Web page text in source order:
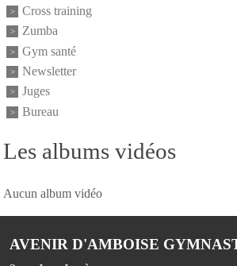
Les albums vidéos
Aucun album vidéo
Cross training
Zumba
Gym santé
Newsletter
Juges
Bureau
AVENIR D'AMBOISE